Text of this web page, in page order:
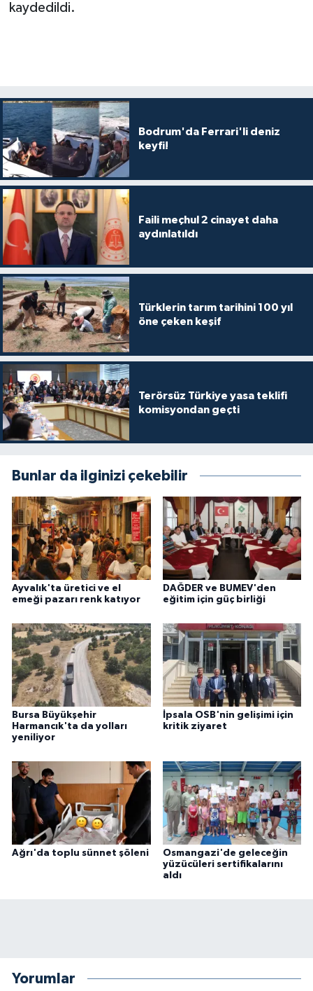
kaydedildi.
Bodrum'da Ferrari'li deniz
keyfi!
Faili meçhul 2 cinayet daha
aydınlatıldı
Türklerin tarım tarihini 100 yıl
öne çeken keşif
Terörsüz Türkiye yasa teklifi
komisyondan geçti
Bunlar da ilginizi çekebilir
Ayvalık'ta üretici ve el
emeği pazarı renk katıyor
DAĞDER ve BUMEV'den
eğitim için güç birliği
Bursa Büyükşehir
Harmancık'ta da yolları
yeniliyor
İpsala OSB'nin gelişimi için
kritik ziyaret
Ağrı'da toplu sünnet şöleni
Osmangazi'de geleceğin
yüzücüleri sertifikalarını
aldı
Yorumlar